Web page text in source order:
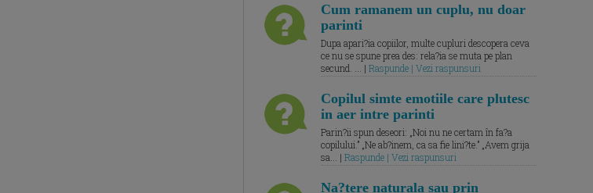
Cum ramanem un cuplu, nu doar
parinti
Dupa apari?ia copiilor, multe cupluri descopera ceva
ce nu se spune prea des: rela?ia se muta pe plan
secund. ... | Raspunde | Vezi raspunsuri
Copilul simte emotiile care plutesc
in aer intre parinti
Parin?ii spun deseori: „Noi nu ne certam în fa?a
copilului.” „Ne ab?inem, ca sa fie lini?te.” „Avem grija
sa... | Raspunde | Vezi raspunsuri
Na?tere naturala sau prin